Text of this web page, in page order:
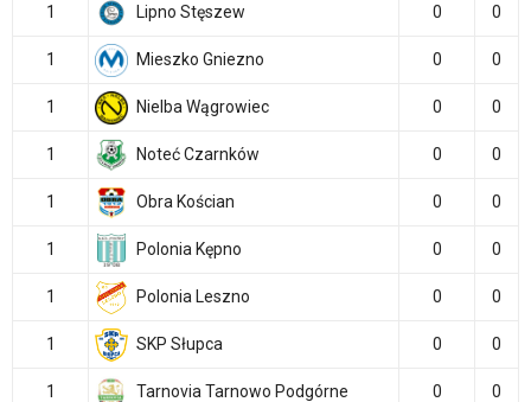
1 Lipno Stęszew 0 0
1 Mieszko Gniezno 0 0
1 Nielba Wągrowiec 0 0
1 Noteć Czarnków 0 0
1 Obra Kościan 0 0
1 Polonia Kępno 0 0
1 Polonia Leszno 0 0
1 SKP Słupca 0 0
1 Tarnovia Tarnowo Podgórne 0 0